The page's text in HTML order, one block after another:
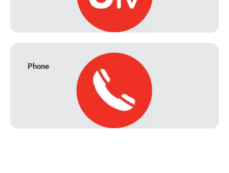
Phone